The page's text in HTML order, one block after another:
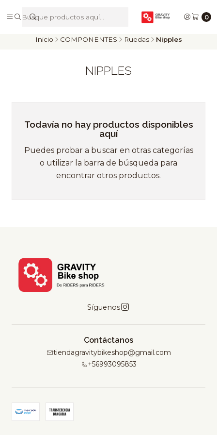
0
De Riders para Riders
Inicio COMPONENTES Ruedas Nipples
NIPPLES
Todavía no hay productos disponibles
aquí
Puedes probar a buscar en otras categorías
o utilizar la barra de búsqueda para
encontrar otros productos.
Síguenos
Contáctanos
tiendagravitybikeshop@gmail.com
+56993095853